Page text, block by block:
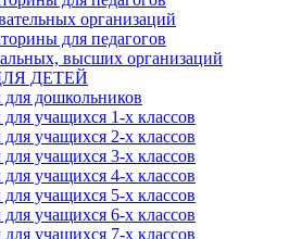
организаций
для педагогов
высших организаций
ДЕТЕЙ
дошкольников
учащихся 1-х классов
учащихся 2-х классов
учащихся 3-х классов
учащихся 4-х классов
учащихся 5-х классов
учащихся 6-х классов
учащихся 7-х классов